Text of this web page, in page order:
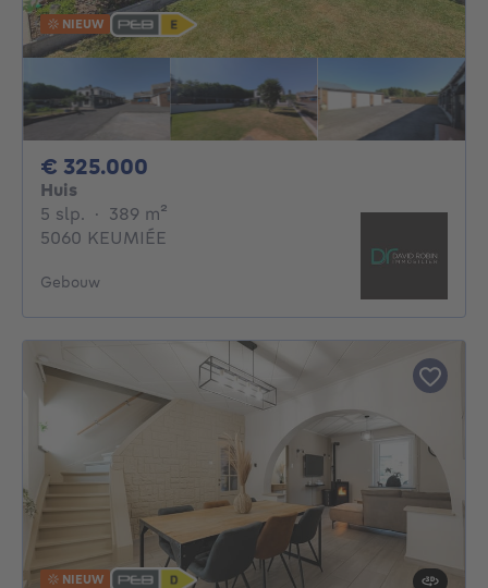
NIEUW
€ 325.000
Huis
5 slp. 5 slaapkamers
· 389 m²
5060 KEUMIÉE
Gebouw
NIEUW